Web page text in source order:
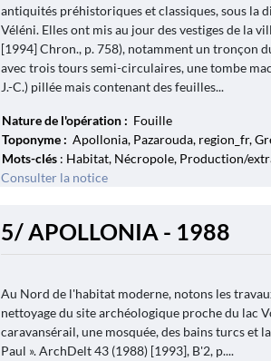
antiquités préhistoriques et classiques, sous la
Véléni. Elles ont mis au jour des vestiges de la
[1994] Chron., p. 758), notamment un tronçon
avec trois tours semi-circulaires, une tombe
J.-C.) pillée mais contenant des feuilles...
Nature de l'opération : Fouille
Toponyme : Apollonia, Pazarouda, region_fr,
Mots-clés : Habitat, Nécropole, Production/
Consulter la notice
5/ APOLLONIA - 1988
Au Nord de l'habitat moderne, notons les
nettoyage du site archéologique proche du lac
caravansérail, une mosquée, des bains turcs et
Paul ». ArchDelt 43 (1988) [1993], B'2, p....